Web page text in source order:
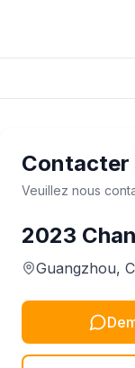
Contacter
Veuillez nous
2023
Guangzhou,